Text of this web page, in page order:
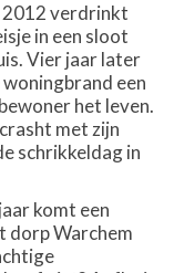
verdrinkt
in een sloot
Vier jaar later
een
het leven.
met zijn
schrikkeldag in
komt een
dorp Warchem